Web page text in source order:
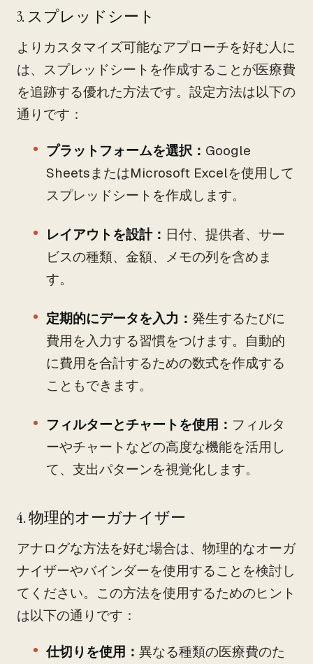
3. スプレッドシート
よりカスタマイズ可能なアプローチを好む人に
は、スプレッドシートを作成することが医療費
を追跡する優れた方法です。設定方法は以下の
通りです：
プラットフォームを選択： Google
SheetsまたはMicrosoft Excelを使用して
スプレッドシートを作成します。
レイアウトを設計： 日付、提供者、サー
ビスの種類、金額、メモの列を含めま
す。
定期的にデータを入力： 発生するたびに
費用を入力する習慣をつけます。自動的
に費用を合計するための数式を作成する
こともできます。
フィルターとチャートを使用： フィルタ
ーやチャートなどの高度な機能を活用し
て、支出パターンを視覚化します。
4. 物理的オーガナイザー
アナログな方法を好む場合は、物理的なオーガ
ナイザーやバインダーを使用することを検討し
てください。この方法を使用するためのヒント
は以下の通りです：
仕切りを使用： 異なる種類の医療費のた